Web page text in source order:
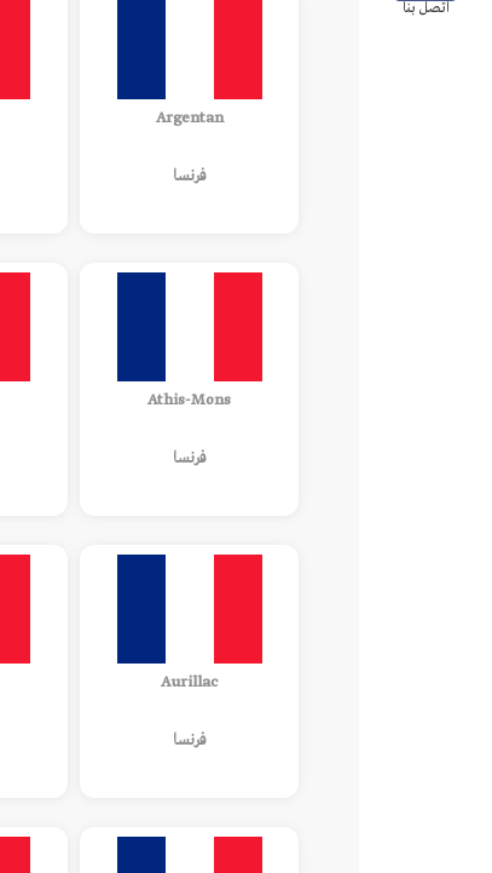
اتصل بنا
Argentan
فرنسا
Athis-Mons
فرنسا
Aurillac
فرنسا